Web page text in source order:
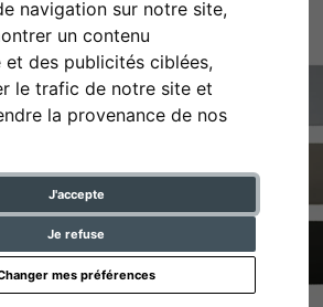
navigation sur notre site,
un contenu
et des publicités ciblées,
le trafic de notre site et
la provenance de nos
J'accepte
Je refuse
mes préférences